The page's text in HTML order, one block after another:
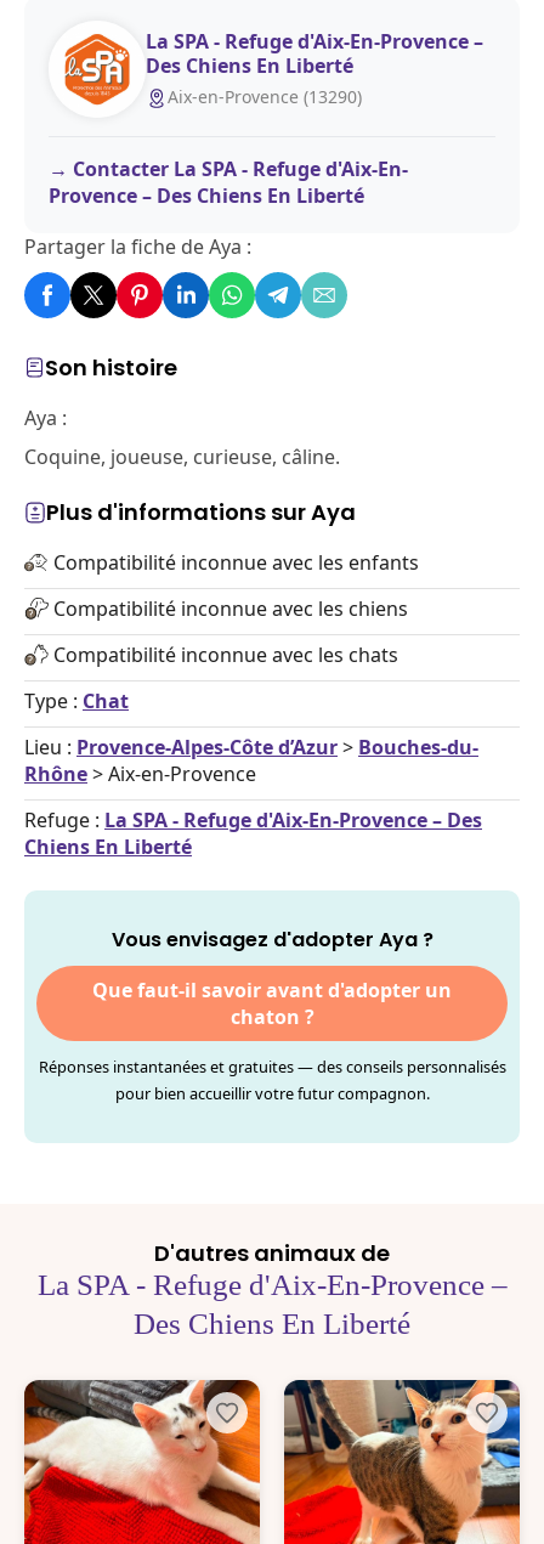
Son histoire
Aya :
Coquine, joueuse, curieuse, câline.
Plus d'informations sur Aya
Compatibilité inconnue avec les enfants
Compatibilité inconnue avec les chiens
Compatibilité inconnue avec les chats
Type : Chat
Lieu : Provence-Alpes-Côte d’Azur> Bouches-du-
Rhône> Aix-en-Provence
Refuge : La SPA - Refuge d'Aix-En-Provence – Des
Chiens En Liberté
Vous envisagez d'adopter Aya ?
Que faut-il savoir avant d'adopter un
chaton ?
Réponses instantanées et gratuites — des conseils personnalisés
pour bien accueillir votre futur compagnon.
La SPA - Refuge d'Aix-En-Provence –
Des Chiens En Liberté
Aix-en-Provence (13290)
Contacter La SPA - Refuge d'Aix-En-
Provence – Des Chiens En Liberté
Partager la fiche de Aya :
D'autres animaux de
La SPA - Refuge d'Aix-En-Provence –
Des Chiens En Liberté